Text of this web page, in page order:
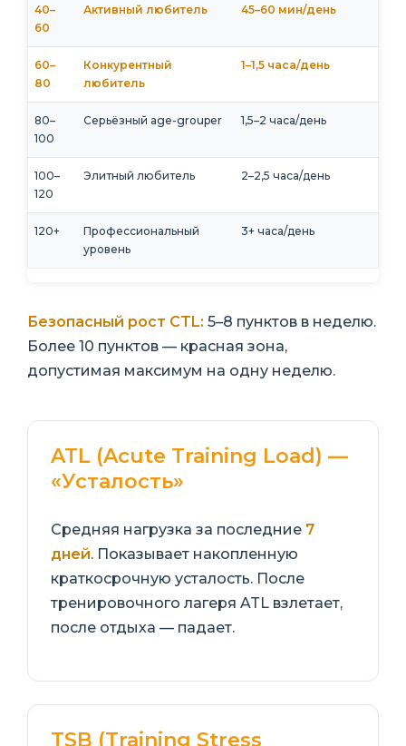
40–
60
Активный любитель 45–60 мин/день
60–
80
Конкурентный
любитель
1–1,5 часа/день
80–
100
Серьёзный age-grouper 1,5–2 часа/день
100–
120
Элитный любитель 2–2,5 часа/день
120+
Профессиональный
уровень
3+ часа/день
Безопасный рост CTL: 5–8 пунктов в неделю.
Более 10 пунктов — красная зона,
допустимая максимум на одну неделю.
ATL (Acute Training Load) —
«Усталость»
Средняя нагрузка за последние 7
дней. Показывает накопленную
краткосрочную усталость. После
тренировочного лагеря ATL взлетает,
после отдыха — падает.
TSB (Training Stress